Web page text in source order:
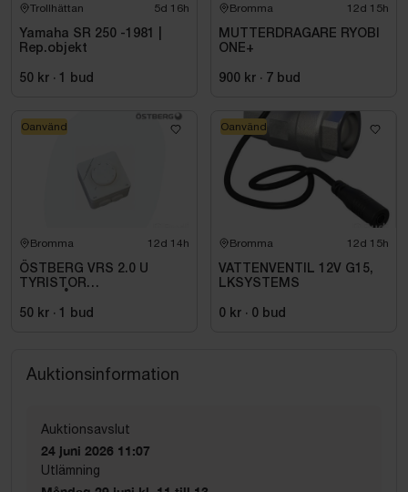
Trollhättan 5d 16h
Yamaha SR 250 -1981 |
Rep.objekt
50 kr · 1 bud
Bromma 12d 15h
MUTTERDRAGARE RYOBI
ONE+
900 kr · 7 bud
Bromma 12d 14h
ÖSTBERG VRS 2.0 U
TYRISTOR
50 kr · 1 bud
Oanvänd
Bromma 12d 15h
VATTENVENTIL 12V G15,
LKSYSTEMS
0 kr · 0 bud
Oanvänd
Auktionsinformation
Auktionsavslut
24 juni 2026 11:07
Utlämning